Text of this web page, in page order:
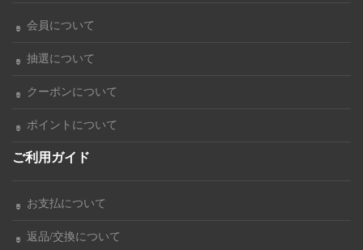
会員について
抽選について
クーポンについて
ポイントについて
ご利用ガイド
お支払について
返品/交換について